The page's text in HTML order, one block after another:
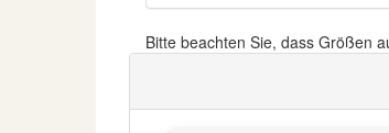
Bitte beachten Sie, dass Größen